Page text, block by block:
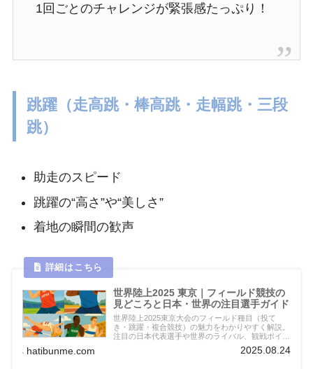
1回ごとのチャレンジが緊張感たっぷり！
跳躍（走高跳・棒高跳・走幅跳・三段
跳）
助走のスピード
跳躍の“高さ”や“美しさ”
着地の瞬間の歓声
世界陸上2025 東京｜フィールド競技の
見どころと日本・世界の注目選手ガイド
世界陸上2025東京大会のフィールド種目（投て
き・跳躍・複合競技）の魅力をわかりやすく解説。
注目の日本代表選手や世界のライバル、観戦ポイン
トも紹介。現地観戦やTV視聴がより楽しくなる予
hatibunme.com 2025.08.24